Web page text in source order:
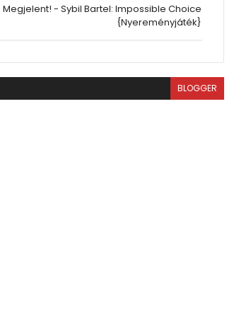
Megjelent! - Sybil Bartel: Impossible Choice
{Nyereményjáték}
BLOGGER